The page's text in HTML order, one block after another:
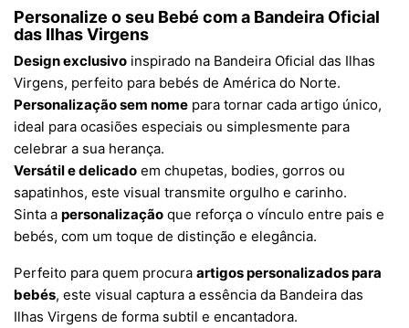
Personalize o seu Bebé com a Bandeira Oficial
das Ilhas Virgens
Design exclusivo inspirado na Bandeira Oficial das Ilhas
Virgens, perfeito para bebés de América do Norte.
Personalização sem nome para tornar cada artigo único,
ideal para ocasiões especiais ou simplesmente para
celebrar a sua herança.
Versátil e delicado em chupetas, bodies, gorros ou
sapatinhos, este visual transmite orgulho e carinho.
Sinta a personalização que reforça o vínculo entre pais e
bebés, com um toque de distinção e elegância.
Perfeito para quem procura artigos personalizados para
bebés, este visual captura a essência da Bandeira das
Ilhas Virgens de forma subtil e encantadora.